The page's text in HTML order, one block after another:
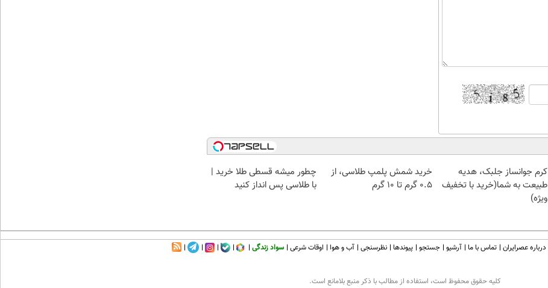
کرم جوانساز جلبک، هدیه
طبیعت به شما(خرید با تخفیف
ویژه)
خرید شمش پلمپ طلاسی، از
۰.۵ گرم تا ۱۰ گرم
چطور میشه قسطی طلا خرید |
با طلاسی پس انداز کنید
درباره عصرایران تماس با ما آرشیو جستجو پیوندها نظرسنجی آب و هوا اوقات شرعی سواد زندگی
كليه حقوق محفوظ است، استفاده از مطالب با ذكر منبع بلامانع است.